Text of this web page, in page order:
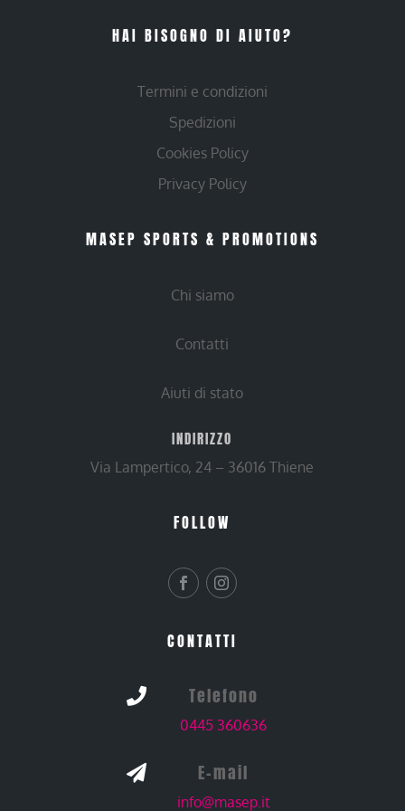
HAI BISOGNO DI AIUTO?
Termini e condizioni
Spedizioni
Cookies Policy
Privacy Policy
MASEP SPORTS & PROMOTIONS
Chi siamo
Contatti
Aiuti di stato
INDIRIZZO
Via Lampertico, 24 – 36016 Thiene
FOLLOW
CONTATTI
 Telefono
0445 360636
 E-mail
info@masep.it